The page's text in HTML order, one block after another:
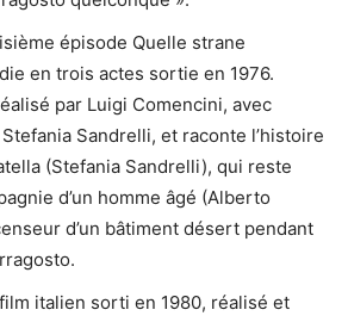
épisode Quelle strane
en trois actes sortie en 1976.
par Luigi Comencini, avec
Sandrelli, et raconte l’histoire
(Stefania Sandrelli), qui reste
d’un homme âgé (Alberto
d’un bâtiment désert pendant
italien sorti en 1980, réalisé et